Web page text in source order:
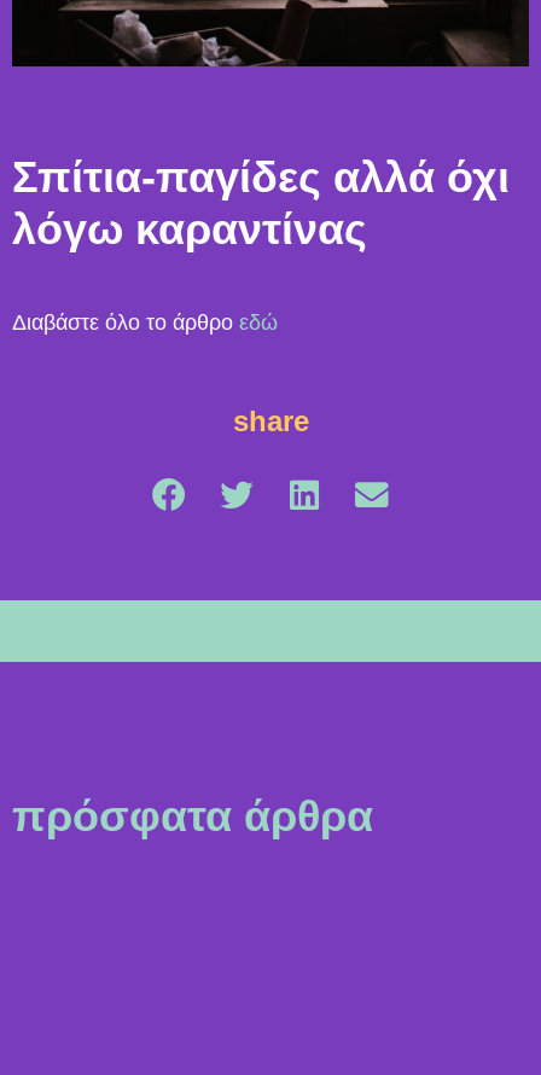
Σπίτια-παγίδες αλλά όχι
λόγω καραντίνας
Διαβάστε όλο το άρθρο εδώ
share
πρόσφατα άρθρα